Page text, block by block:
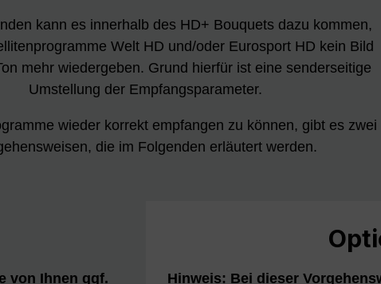
kann es innerhalb des HD+ Bouquets dazu kommen,
Welt HD und/oder Eurosport HD kein Bild
mehr wiedergeben. Grund hierfür ist eine senderseitige
Umstellung der Empfangsparameter.
wieder korrekt empfangen zu können, gibt es zwei
die im Folgenden erläutert werden.
von Ihnen ggf.
Hinweis: Bei dieser